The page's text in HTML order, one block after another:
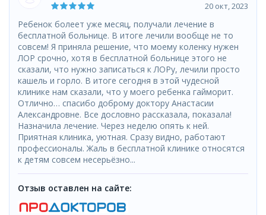
20 окт, 2023
Ребенок болеет уже месяц, получали лечение в
бесплатной больнице. В итоге лечили вообще не то
совсем! Я приняла решение, что моему коленку нужен
ЛОР срочно, хотя в бесплатной больнице этого не
сказали, что нужно записаться к ЛОРу, лечили просто
кашель и горло. В итоге сегодня в этой чудесной
клинике нам сказали, что у моего ребенка гайморит.
Отлично… спасибо доброму доктору Анастасии
Александровне. Все дословно рассказала, показала!
Назначила лечение. Через неделю опять к ней.
Приятная клиника, уютная. Сразу видно, работают
профессионалы. Жаль в бесплатной клинике относятся
к детям совсем несерьёзно...
Отзыв оставлен на сайте: